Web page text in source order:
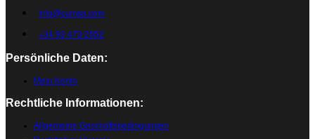
info@cumsa.com
+34 93 473 2552
Persönliche Daten:
Mein Konto
Rechtliche Informationen:
Allgemeine Geschäftsbedingungen